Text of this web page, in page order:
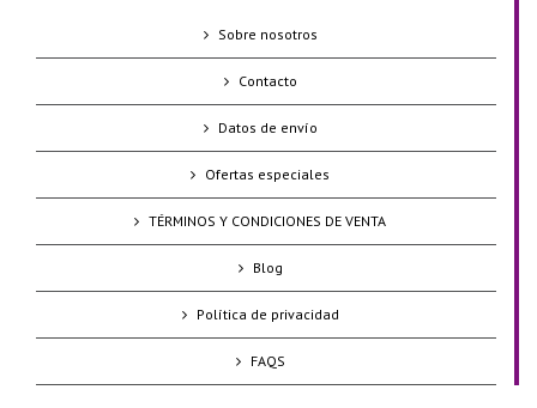
Sobre nosotros
Contacto
Datos de envío
Ofertas especiales
TÉRMINOS Y CONDICIONES DE VENTA
Blog
Política de privacidad
FAQS